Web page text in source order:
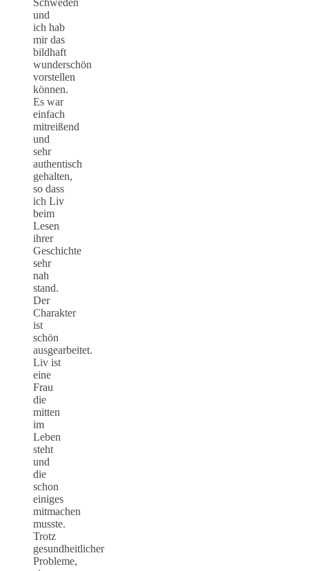
und
ich hab
mir das
bildhaft
wunderschön
vorstellen
können.
Es war
einfach
mitreißend
und
sehr
authentisch
gehalten,
so dass
ich Liv
beim
Lesen
ihrer
Geschichte
sehr
nah
stand.
Der
Charakter
ist
schön
ausgearbeitet.
Liv ist
eine
Frau
die
mitten
im
Leben
steht
und
die
schon
einiges
mitmachen
musste.
Trotz
gesundheitlicher
Probleme,